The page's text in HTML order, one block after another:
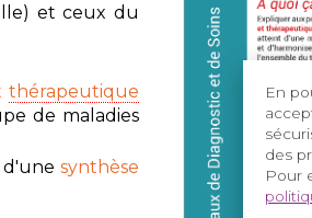
En
des
Pour
et ceux du
thérapeutique
de maladies
d'une synthèse